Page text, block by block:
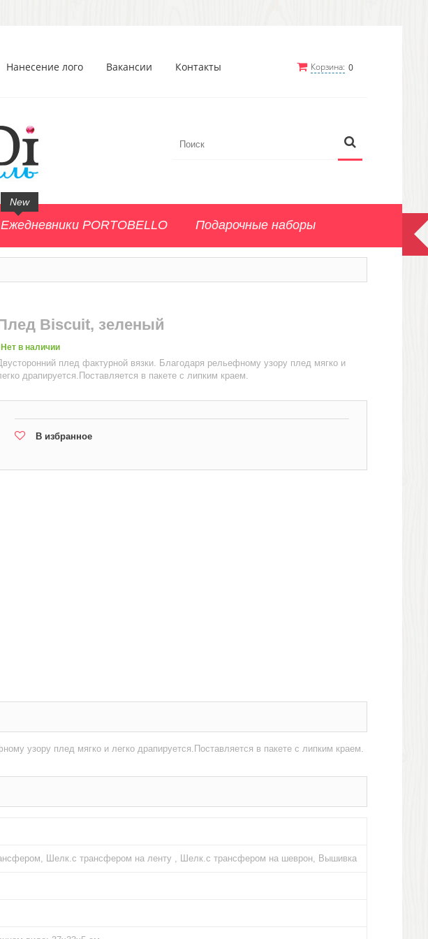
Корзина: 0
Нанесение лого Вакансии Контакты
Ежедневники PORTOBELLO
New
Подарочные наборы
Biscuit, зеленый
Нет в наличии
плед фактурной вязки. Благодаря рельефному узору плед мягко и
драпируется.Поставляется в пакете с липким краем.
В избранное
узору плед мягко и легко драпируется.Поставляется в пакете с липким краем.
Шелк.с трансфером на ленту , Шелк.с трансфером на шеврон, Вышивка